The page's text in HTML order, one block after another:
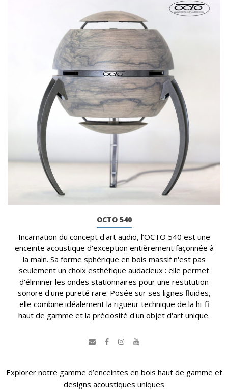
OCTO 540
Incarnation du concept d'art audio, l’OCTO 540 est une
enceinte acoustique d'exception entièrement façonnée à
la main. Sa forme sphérique en bois massif n'est pas
seulement un choix esthétique audacieux : elle permet
d'éliminer les ondes stationnaires pour une restitution
sonore d'une pureté rare. Posée sur ses lignes fluides,
elle combine idéalement la rigueur technique de la hi-fi
haut de gamme et la préciosité d'un objet d'art unique.
Explorer notre gamme d’enceintes en bois haut de gamme et
designs acoustiques uniques